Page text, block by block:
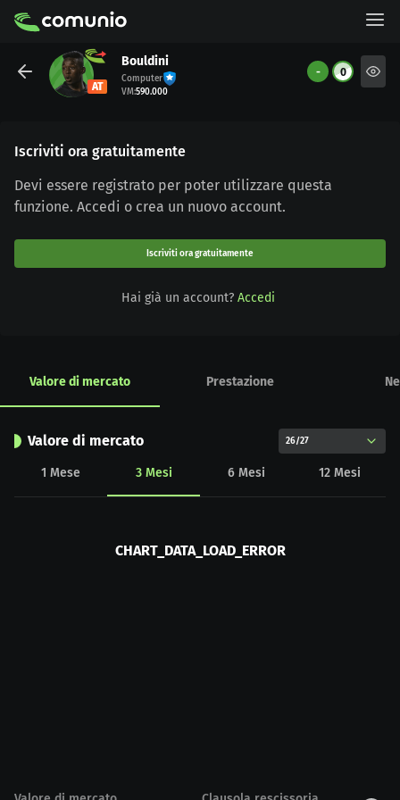
AT
Bouldini
Computer
VM:590.000
- 0
Iscriviti ora gratuitamente
Devi essere registrato per poter utilizzare questa
funzione. Accedi o crea un nuovo account.
Iscriviti ora gratuitamente
Hai già un account? Accedi
Valore di mercato Prestazione
Valore di mercato 26/27
1 Mese 3 Mesi 6 Mesi 12 Mesi
CHART_DATA_LOAD_ERROR